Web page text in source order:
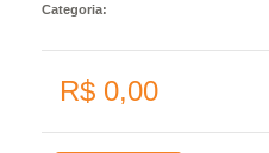
Categoria:
R$ 0,00